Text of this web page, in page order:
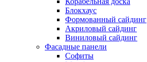
Блокхаус
Формованный сайдинг
Акриловый сайдинг
Виниловый сайдинг
Фасадные панели
Софиты